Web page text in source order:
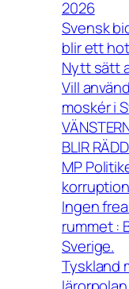
2026
Svensk
blir ett
Nytt sätt
Vill
moskér i
BLIR
MP
Ingen
rummet :
Sverige.
Tyskland